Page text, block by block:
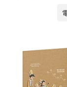
安藤夏美
吉村明美
遼寧美術
湖南少年
北方婦女